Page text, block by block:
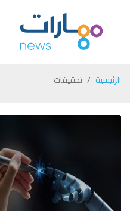
الرئيسية تحقيقات